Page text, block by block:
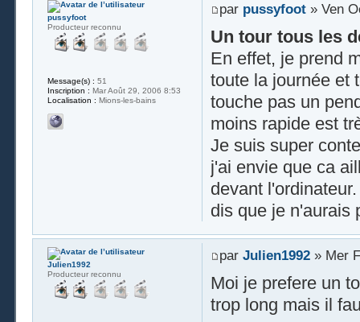
par pussyfoot» Ven
Un tour tous les
En effet, je prend
toute la journée et
touche pas un
moins rapide est
Je suis super
j'ai envie que ca
devant
dis que je n'aurais
pussyfoot
Producteur reconnu
Message(s) : 51
Inscription : Mar Août 29, 2006 8:53
Localisation : Mions-les-bains
par Julien1992» Mer
Moi je prefere un
trop long mais il
Julien1992
Producteur reconnu